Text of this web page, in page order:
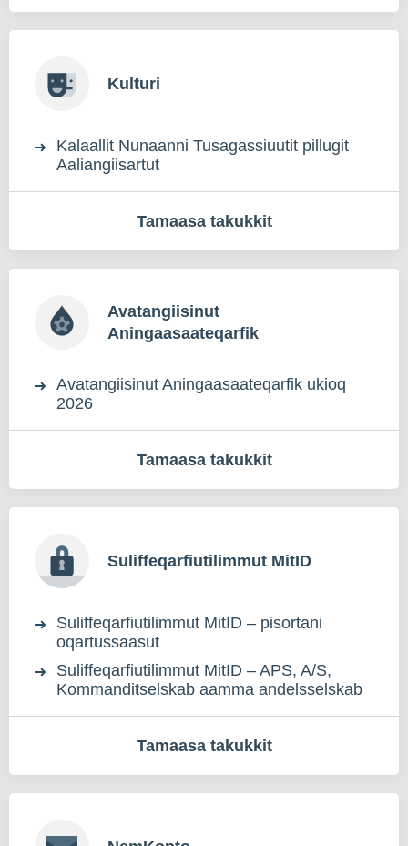
Kulturi
Kalaallit Nunaanni Tusagassiuutit pillugit
Aaliangiisartut
Tamaasa takukkit
Avatangiisinut
Aningaasaateqarfik
Avatangiisinut Aningaasaateqarfik ukioq
2026
Tamaasa takukkit
Suliffeqarfiutilimmut MitID
Suliffeqarfiutilimmut MitID – pisortani
oqartussaasut
Suliffeqarfiutilimmut MitID – APS, A/S,
Kommanditselskab aamma andelsselskab
Tamaasa takukkit